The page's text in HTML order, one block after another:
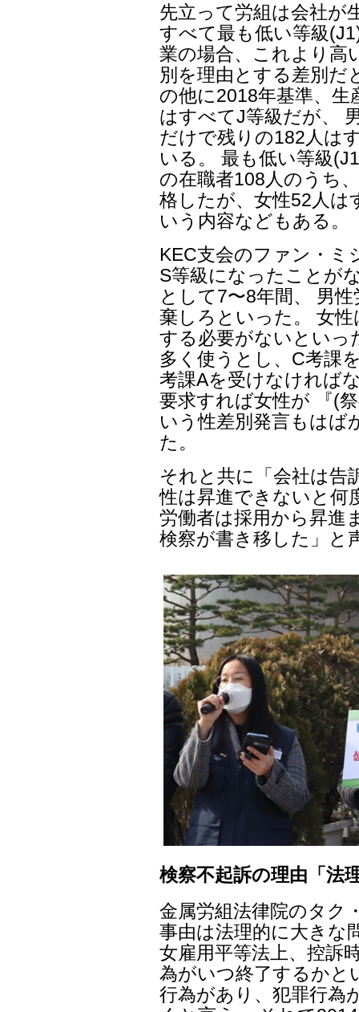
先立って労組は会社が
すべて最も低い等級
業の場合、これより高
別を理由とする差別だ
の他に2018年基準、生
はすべてJ等級だが、
だけで残りの182人は
いる。 最も低い等級
の在職者108人のうち
格したが、女性52人
いう内容などもある。
KEC支会のファン・ミ
S等級になったことが
として7〜8年間、 男
棄しろといった。 女
する必要がないといっ
多く使うとし、C考課
考課Aを受けなければ
要求すれば女性が 『(
いう性差別発言もはば
た。
それと共に「会社は告
性は昇進できないと何
労働者は採用から昇進
検察が書き移した」と
検察不起訴の理由「法
金属労組法律院のタク
事由は法理的に大きな
女雇用平等法上、控訴
為がいつ終了するかと
行為があり、犯罪行為